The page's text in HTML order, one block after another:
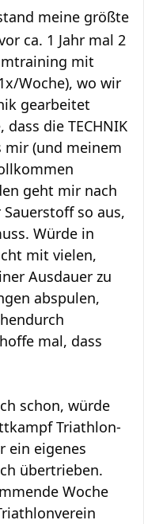
meine größte
ca. 1 Jahr mal 2
mit
Woche), wo wir
gearbeitet
die TECHNIK
mir (und meinem
geht mir nach
so aus,
Würde in
mit vielen,
Ausdauer zu
abspulen,
mal, dass
schon, würde
Triathlon-
ein eigenes
übertrieben.
Woche